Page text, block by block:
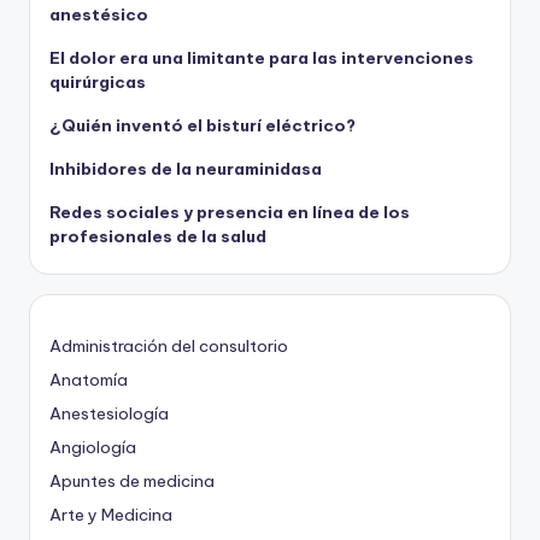
anestésico
El dolor era una limitante para las intervenciones
quirúrgicas
¿Quién inventó el bisturí eléctrico?
Inhibidores de la neuraminidasa
Redes sociales y presencia en línea de los
profesionales de la salud
Administración del consultorio
Anatomía
Anestesiología
Angiología
Apuntes de medicina
Arte y Medicina